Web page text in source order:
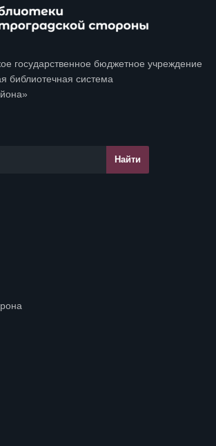
государственное бюджетное учреждение
библиотечная система